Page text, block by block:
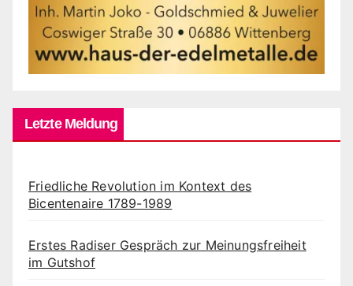
Letzte Meldung
Friedliche Revolution im Kontext des
Bicentenaire 1789-1989
Erstes Radiser Gespräch zur Meinungsfreiheit
im Gutshof